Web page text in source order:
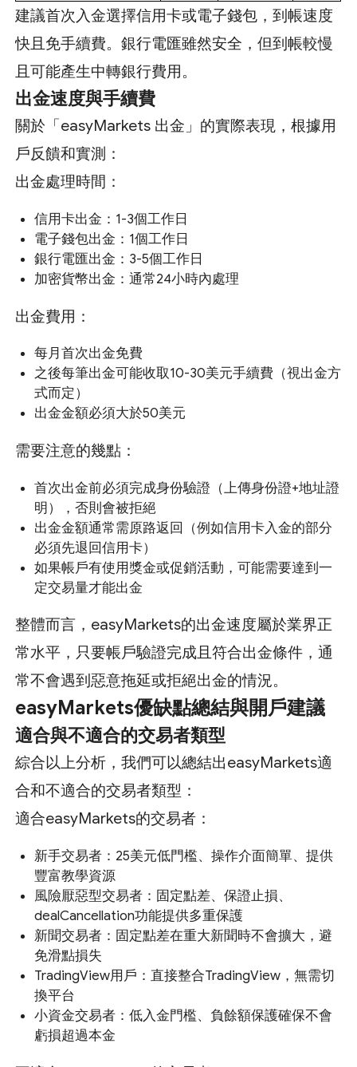
建議首次入金選擇信用卡或電子錢包，到帳速度
快且免手續費。銀行電匯雖然安全，但到帳較慢
且可能產生中轉銀行費用。
出金速度與手續費
關於「easyMarkets 出金」的實際表現，根據用
戶反饋和實測：
出金處理時間：
信用卡出金：1-3個工作日
電子錢包出金：1個工作日
銀行電匯出金：3-5個工作日
加密貨幣出金：通常24小時內處理
出金費用：
每月首次出金免費
之後每筆出金可能收取10-30美元手續費（視出金方
式而定）
出金金額必須大於50美元
需要注意的幾點：
首次出金前必須完成身份驗證（上傳身份證+地址證
明），否則會被拒絕
出金金額通常需原路返回（例如信用卡入金的部分
必須先退回信用卡）
如果帳戶有使用獎金或促銷活動，可能需要達到一
定交易量才能出金
整體而言，easyMarkets的出金速度屬於業界正
常水平，只要帳戶驗證完成且符合出金條件，通
常不會遇到惡意拖延或拒絕出金的情況。
easyMarkets優缺點總結與開戶建議
適合與不適合的交易者類型
綜合以上分析，我們可以總結出easyMarkets適
合和不適合的交易者類型：
適合easyMarkets的交易者：
新手交易者：25美元低門檻、操作介面簡單、提供
豐富教學資源
風險厭惡型交易者：固定點差、保證止損、
dealCancellation功能提供多重保護
新聞交易者：固定點差在重大新聞時不會擴大，避
免滑點損失
TradingView用戶：直接整合TradingView，無需切
換平台
小資金交易者：低入金門檻、負餘額保護確保不會
虧損超過本金